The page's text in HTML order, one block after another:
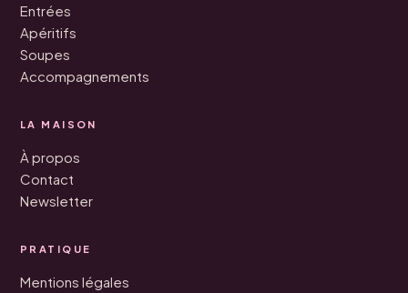
Entrées
Apéritifs
Soupes
Accompagnements
LA MAISON
À propos
Contact
Newsletter
PRATIQUE
Mentions légales